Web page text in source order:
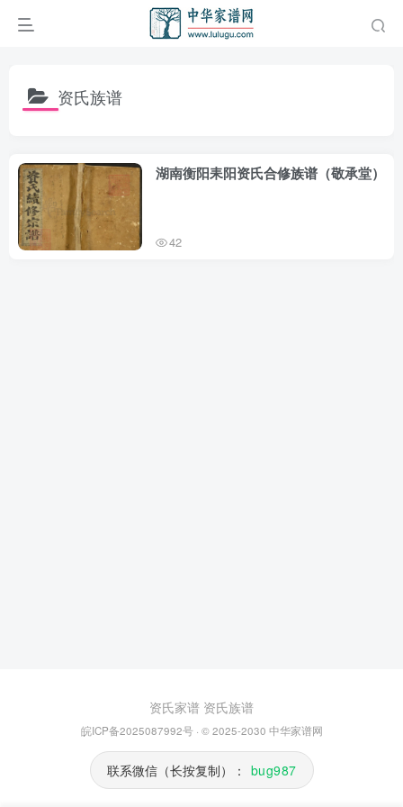
资氏族谱
湖南衡阳耒阳资氏合修族谱（敬承堂）
42
资氏家谱 资氏族谱
皖ICP备2025087992号· © 2025-2030 中华家谱网
联系微信（长按复制）： bug987